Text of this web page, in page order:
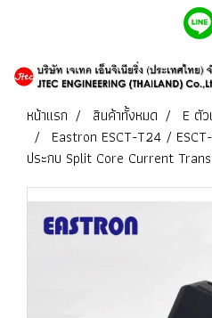
หน้าแรก สินค้าทั้งหมด
E ตั
Eastron ESCT-T24 /
ประกบ Split Core Current